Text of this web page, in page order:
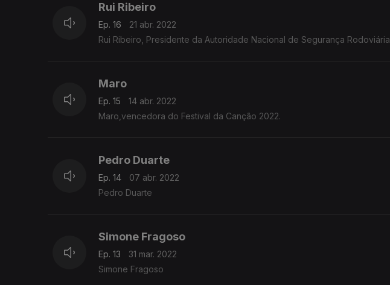
Rui Ribeiro
Ep. 16
21 abr. 2022
Rui Ribeiro, Presidente da Autoridade Nacional de Segurança Rodoviária
Maro
Ep. 15
14 abr. 2022
Maro,vencedora do Festival da Canção 2022.
Pedro Duarte
Ep. 14
07 abr. 2022
Pedro Duarte
Simone Fragoso
Ep. 13
31 mar. 2022
Simone Fragoso